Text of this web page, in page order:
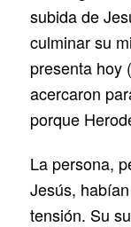
subida de
culminar su
presenta hoy
acercaron
porque
La persona,
Jesús,
tensión. Su